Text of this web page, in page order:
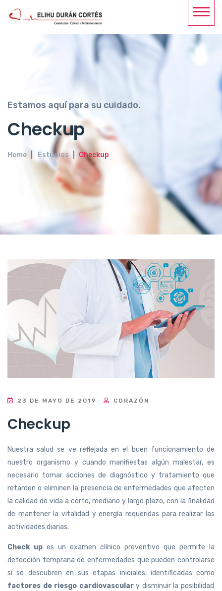
Estamos aquí para su cuidado.
Checkup
Home Estudios Checkup
23 DE MAYO DE 2019 CORAZÓN
Checkup
Nuestra salud se ve reflejada en el buen funcionamiento de
nuestro organismo y cuando manifiestas algún malestar, es
necesario tomar acciones de diagnóstico y tratamiento que
retarden o eliminen la presencia de enfermedades que afecten
la calidad de vida a corto, mediano y largo plazo, con la finalidad
de mantener la vitalidad y energía requeridas para realizar las
actividades diarias.
Check up es un examen clínico preventivo que permite la
detección temprana de enfermedades que pueden controlarse
si se descubren en sus etapas iniciales, identificadas como
factores de riesgo cardiovasculary disminuir la posibilidad